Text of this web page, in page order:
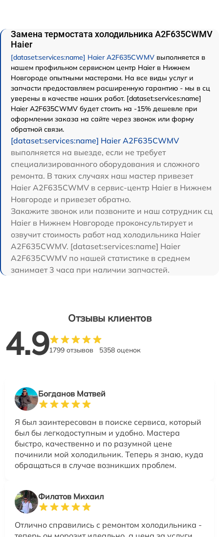
Замена термостата холодильника A2F635CWMV
Haier
[dataset:services:name] Haier A2F635CWMV выполняется в
нашем профильном сервисном центр Haier в Нижнем
Новгороде опытными мастерами. На все виды услуг и
запчасти предоставляем расширенную гарантию - мы в сц
уверены в качестве наших работ. [dataset:services:name]
Haier A2F635CWMV будет стоить на -15% дешевле при
оформлении заказа на сайте через звонок или форму
обратной связи.
[dataset:services:name] Haier A2F635CWMV
выполняется на выезде, если не требует
специализированного оборудования и сложного
ремонта. В таких случаях наш мастер привезет
Haier A2F635CWMV в сервис-центр Haier в Нижнем
Новгороде и привезет обратно.
Закажите звонок или позвоните и наш сотрудник сц
Haier в Нижнем Новгороде проконсультирует и
озвучит стоимость работ над холодильника Haier
A2F635CWMV. [dataset:services:name] Haier
A2F635CWMV по нашей статистике в среднем
занимает 3 часа при наличии запчастей.
Отзывы клиентов
4.91799 отзывов 5358 оценок
Богданов Матвей
Я был заинтересован в поиске сервиса, который
был бы легкодоступным и удобно. Мастера
быстро, качественно и по разумной цене
починили мой холодильник. Теперь я знаю, куда
обращаться в случае возникших проблем.
Филатов Михаил
Отлично справились с ремонтом холодильника -